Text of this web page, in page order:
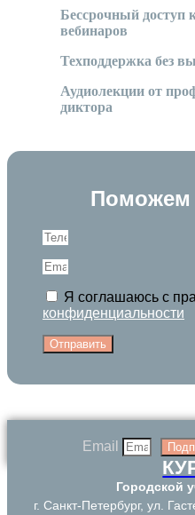
Бессрочный доступ
вебинаров
Техподдержка без
Аудиолекции от
диктора
Поможем
Я соглашаюсь с
конфиденциальности
Отправить
Email
Городской
г. Санкт-Петербург, ул.